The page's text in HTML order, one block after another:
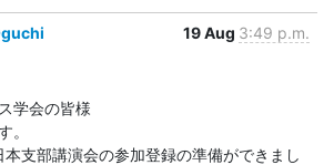
19 Aug 3:49 p.m.
学会の皆様
。
支部講演会の参加登録の準備ができまし